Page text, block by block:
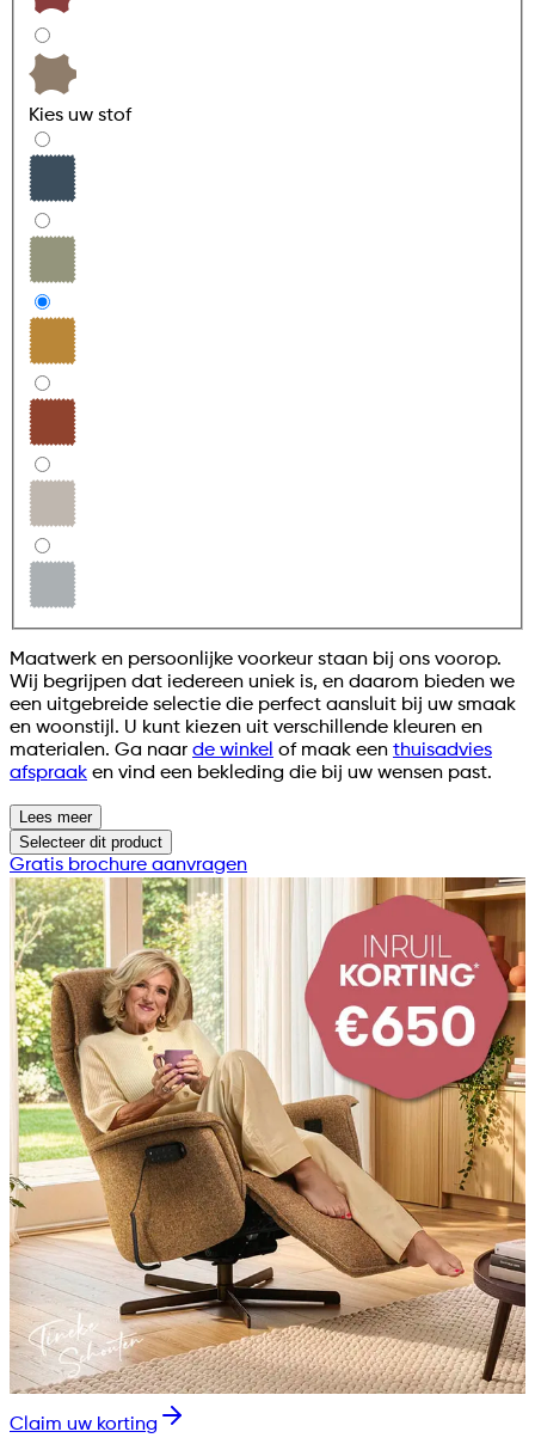
Kies uw stof
Maatwerk en persoonlijke voorkeur staan bij ons voorop.
Wij begrijpen dat iedereen uniek is, en daarom bieden we
een uitgebreide selectie die perfect aansluit bij uw smaak
en woonstijl. U kunt kiezen uit verschillende kleuren en
materialen. Ga naar de winkel of maak een thuisadvies
afspraak en vind een bekleding die bij uw wensen past.
Lees meer
Selecteer dit product
Gratis brochure aanvragen
Claim uw korting